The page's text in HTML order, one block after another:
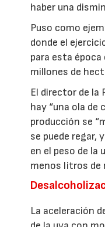
haber una
Puso como
donde el
para esta
millones de
El director de la
hay “una ola de
producción se
se puede regar,
en el peso de la
menos litros de
La aceleración